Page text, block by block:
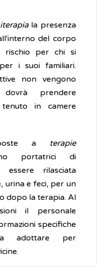
la presenza
del corpo
rischio per chi si
i suoi familiari.
non vengono
prendere
in camere
a terapie
portatrici di
rilasciata
urina e feci, per un
dopo la terapia. Al
il personale
specifiche
adottare per